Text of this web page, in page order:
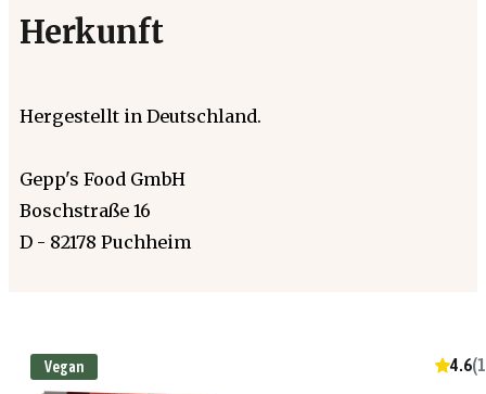
Herkunft
Hergestellt in Deutschland.
Gepp's Food GmbH
Boschstraße 16
D - 82178 Puchheim
Vegan 4.6(